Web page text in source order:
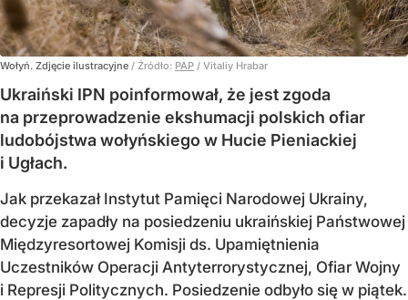
Wołyń. Zdjęcie ilustracyjne / Źródło: PAP / Vitaliy Hrabar
Ukraiński IPN poinformował, że jest zgoda
na przeprowadzenie ekshumacji polskich ofiar
ludobójstwa wołyńskiego w Hucie Pieniackiej
i Ugłach.
Jak przekazał Instytut Pamięci Narodowej Ukrainy,
decyzje zapadły na posiedzeniu ukraińskiej Państwowej
Międzyresortowej Komisji ds. Upamiętnienia
Uczestników Operacji Antyterrorystycznej, Ofiar Wojny
i Represji Politycznych. Posiedzenie odbyło się w piątek.